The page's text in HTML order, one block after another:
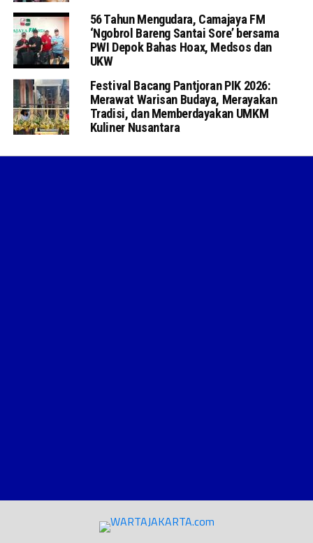
56 Tahun Mengudara, Camajaya FM
‘Ngobrol Bareng Santai Sore’ bersama
PWI Depok Bahas Hoax, Medsos dan
UKW
Festival Bacang Pantjoran PIK 2026:
Merawat Warisan Budaya, Merayakan
Tradisi, dan Memberdayakan UMKM
Kuliner Nusantara